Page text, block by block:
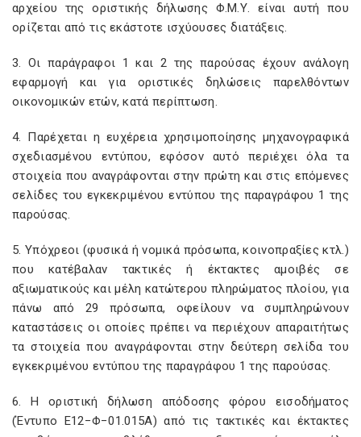
αρχείου της οριστικής δήλωσης Φ.Μ.Υ. είναι αυτή που
ορίζεται από τις εκάστοτε ισχύουσες διατάξεις.
3. Οι παράγραφοι 1 και 2 της παρούσας έχουν ανάλογη
εφαρμογή και για οριστικές δηλώσεις παρελθόντων
οικονομικών ετών, κατά περίπτωση.
4. Παρέχεται η ευχέρεια χρησιμοποίησης μηχανογραφικά
σχεδιασμένου εντύπου, εφόσον αυτό περιέχει όλα τα
στοιχεία που αναγράφονται στην πρώτη και στις επόμενες
σελίδες του εγκεκριμένου εντύπου της παραγράφου 1 της
παρούσας.
5. Υπόχρεοι (φυσικά ή νομικά πρόσωπα, κοινοπραξίες κτλ.)
που κατέβαλαν τακτικές ή έκτακτες αμοιβές σε
αξιωματικούς και μέλη κατώτερου πληρώματος πλοίου, για
πάνω από 29 πρόσωπα, οφείλουν να συμπληρώνουν
καταστάσεις οι οποίες πρέπει να περιέχουν απαραιτήτως
τα στοιχεία που αναγράφονται στην δεύτερη σελίδα του
εγκεκριμένου εντύπου της παραγράφου 1 της παρούσας.
6. Η οριστική δήλωση απόδοσης φόρου εισοδήματος
(Έντυπο Ε12−Φ−01.015Α) από τις τακτικές και έκτακτες